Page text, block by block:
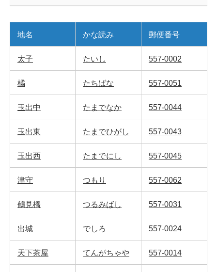
地名 かな読み 郵便番号
太子 たいし 557-0002
橘 たちばな 557-0051
玉出中 たまでなか 557-0044
玉出東 たまでひがし 557-0043
玉出西 たまでにし 557-0045
津守 つもり 557-0062
鶴見橋 つるみばし 557-0031
出城 でしろ 557-0024
天下茶屋 てんがちゃや 557-0014